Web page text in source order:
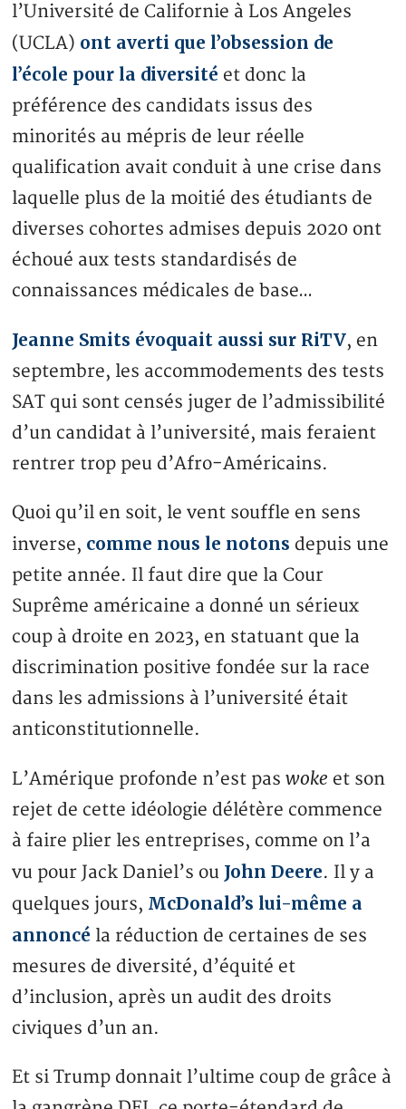
l’Université de Californie à Los Angeles
(UCLA) ont averti que l’obsession de
l’école pour la diversité et donc la
préférence des candidats issus des
minorités au mépris de leur réelle
qualification avait conduit à une crise dans
laquelle plus de la moitié des étudiants de
diverses cohortes admises depuis 2020 ont
échoué aux tests standardisés de
connaissances médicales de base…
Jeanne Smits évoquait aussi sur RiTV, en
septembre, les accommodements des tests
SAT qui sont censés juger de l’admissibilité
d’un candidat à l’université, mais feraient
rentrer trop peu d’Afro-Américains.
Quoi qu’il en soit, le vent souffle en sens
inverse, comme nous le notons depuis une
petite année. Il faut dire que la Cour
Suprême américaine a donné un sérieux
coup à droite en 2023, en statuant que la
discrimination positive fondée sur la race
dans les admissions à l’université était
anticonstitutionnelle.
L’Amérique profonde n’est paswoke et son
rejet de cette idéologie délétère commence
à faire plier les entreprises, comme on l’a
vu pour Jack Daniel’s ou John Deere. Il y a
quelques jours, McDonald’s lui-même a
annoncé la réduction de certaines de ses
mesures de diversité, d’équité et
d’inclusion, après un audit des droits
civiques d’un an.
Et si Trump donnait l’ultime coup de grâce à